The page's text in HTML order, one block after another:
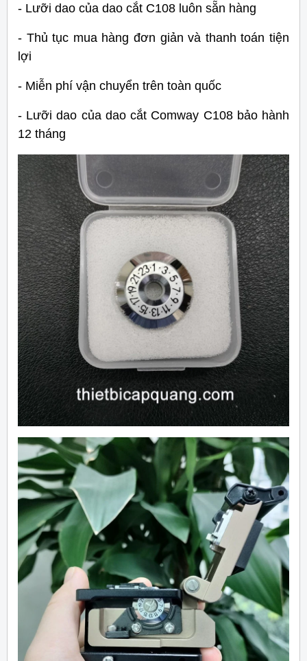
- Lưỡi dao của dao cắt C108 luôn sẵn hàng
- Thủ tục mua hàng đơn giản và thanh toán tiện
lợi
- Miễn phí vận chuyển trên toàn quốc
- Lưỡi dao của dao cắt Comway C108 bảo hành
12 tháng